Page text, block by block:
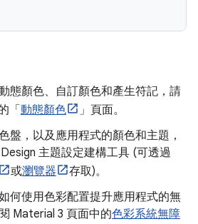
態顏色、自訂顏色和產生符記，請
「 動態顏色
」頁面。
盤，以及應用程式的顏色和主題，
主題設定建構工具 (可透過
或瀏覽器
存取)。
何使用色彩配置提升應用程式的無
Material 3 頁面中的色彩系統無障